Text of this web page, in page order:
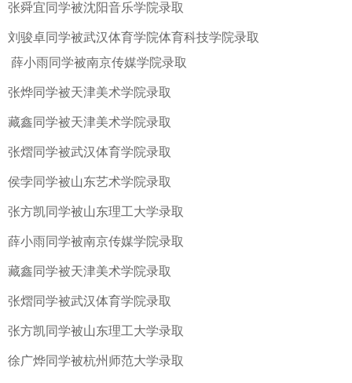
张舜宜同学被沈阳音乐学院录取
刘骏卓同学被武汉体育学院体育科技学院录取
薛小雨同学被南京传媒学院录取
张烨同学被天津美术学院录取
藏鑫同学被天津美术学院录取
张熠同学被武汉体育学院录取
侯孛同学被山东艺术学院录取
张方凯同学被山东理工大学录取
薛小雨同学被南京传媒学院录取
藏鑫同学被天津美术学院录取
张熠同学被武汉体育学院录取
张方凯同学被山东理工大学录取
徐广烨同学被杭州师范大学录取